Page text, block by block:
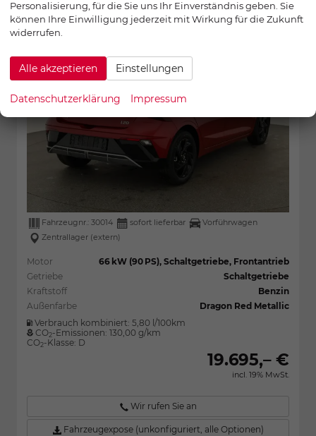
AppConnect, Winter, 16-Zoll, sofort
Fahrzeugnr.: 30014 sofort lieferbar
Vorführwagen
Zentrallager (extern)
Motor
66 kW (90 PS), Schaltgetriebe, Frontantrieb
Getriebe
Schaltgetriebe
Kraftstoff
Benzin
Außenfarbe
Dragon Red Metallic
Verbrauch kombiniert: 5,80 l/100km
CO2-Emissionen: 130,00 g/km
CO2-Klasse: D
19.695,– €
incl. 19% MwSt.
Wir rufen Sie an
Fahrzeugexpose (unkonfiguriert, alle Optionen)
Personalisierung, für die Sie uns Ihr Einverständnis geben. Sie
können Ihre Einwilligung jederzeit mit Wirkung für die Zukunft
widerrufen.
Alle akzeptieren Einstellungen
Datenschutzerklärung Impressum